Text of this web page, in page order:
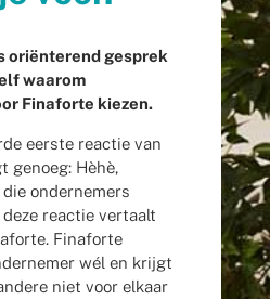
oriënterend gesprek
waarom
Finaforte kiezen.
eerste reactie van
genoeg: Hèhè,
ondernemers
reactie vertaalt
Finaforte
wél en krijgt
niet voor elkaar